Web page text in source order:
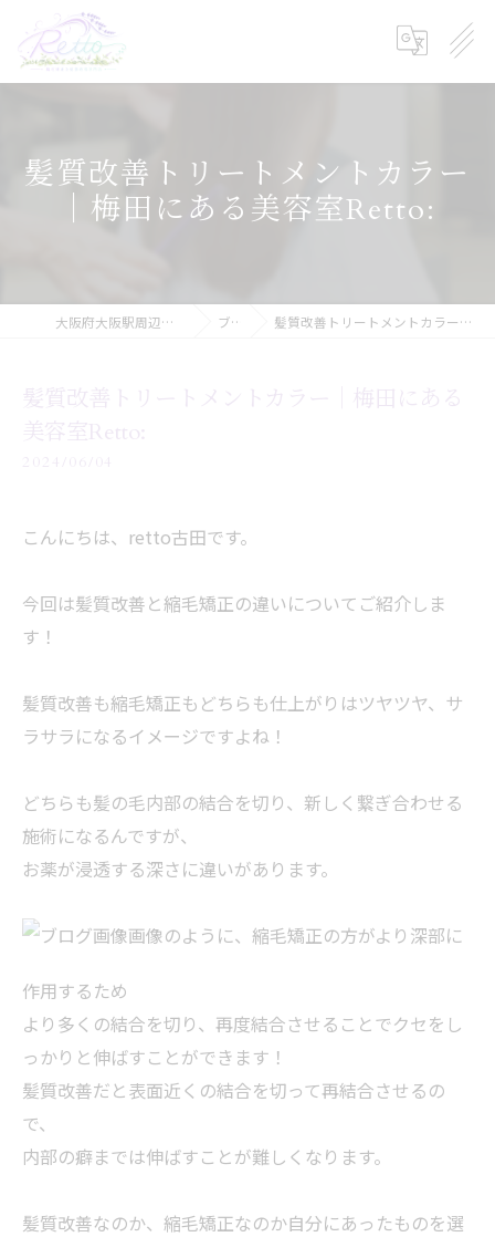
髪質改善トリートメントカラー
｜梅田にある美容室Retto:
大阪府大阪駅周辺の美容院ならRetto: ブログ 髪質改善トリートメントカラー｜梅田にある美容室Retto:
髪質改善トリートメントカラー｜梅田にある
美容室Retto:
2024/06/04
こんにちは、retto古田です。
今回は髪質改善と縮毛矯正の違いについてご紹介しま
す！
髪質改善も縮毛矯正もどちらも仕上がりはツヤツヤ、サ
ラサラになるイメージですよね！
どちらも髪の毛内部の結合を切り、新しく繋ぎ合わせる
施術になるんですが、
お薬が浸透する深さに違いがあります。
画像のように、縮毛矯正の方がより深部に
作用するため
より多くの結合を切り、再度結合させることでクセをし
っかりと伸ばすことができます！
髪質改善だと表面近くの結合を切って再結合させるの
で、
内部の癖までは伸ばすことが難しくなります。
髪質改善なのか、縮毛矯正なのか自分にあったものを選